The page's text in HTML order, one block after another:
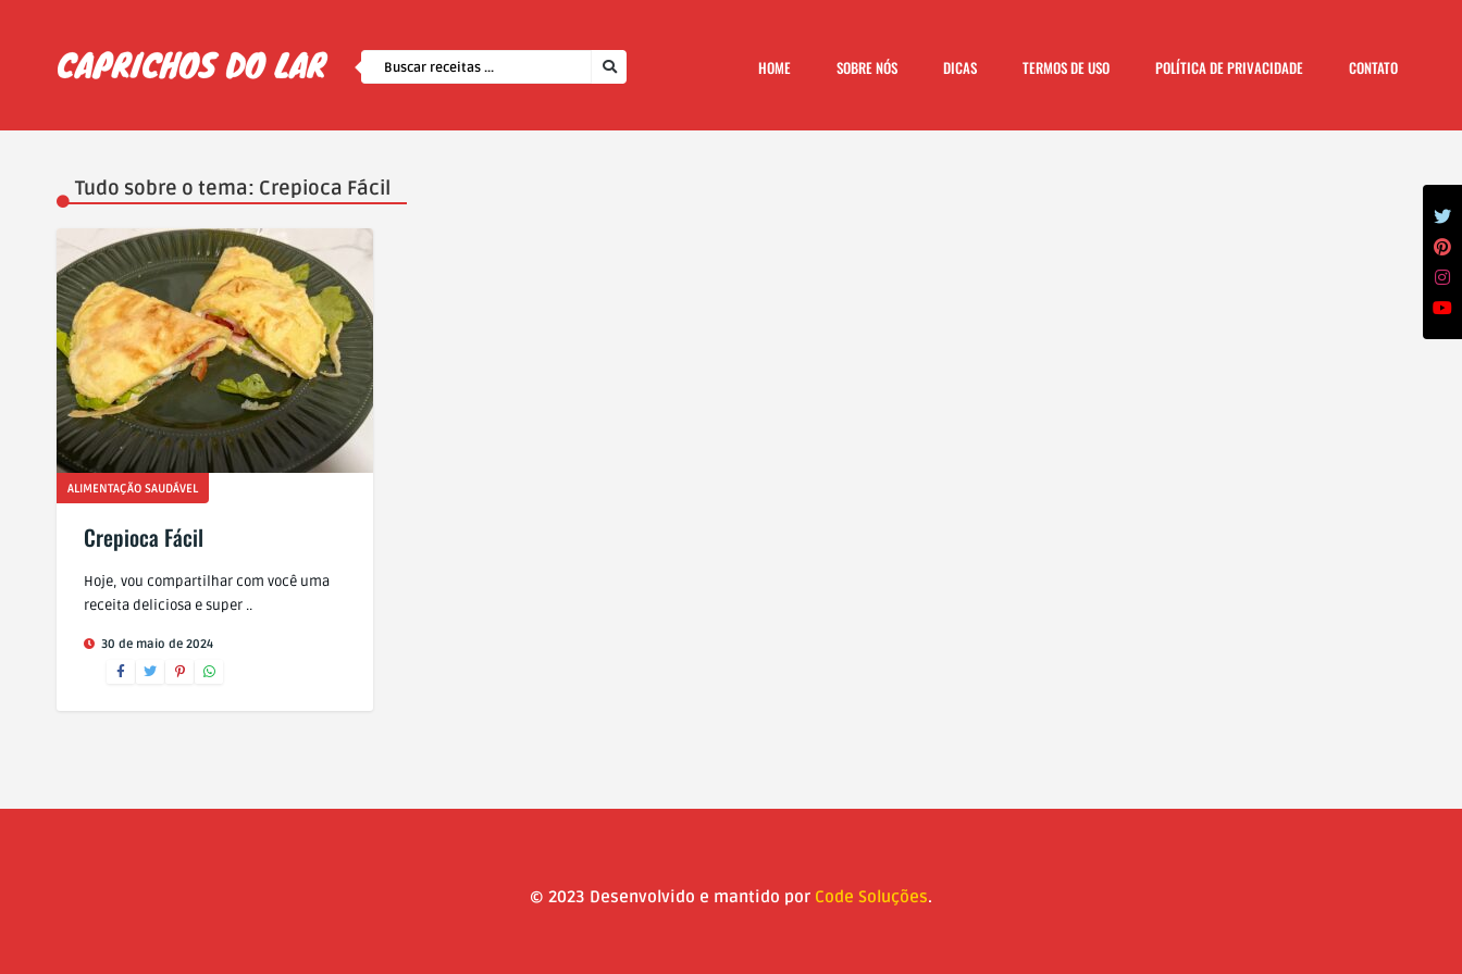
HOME SOBRE NÓS DICAS TERMOS DE USO POLÍTICA DE PRIVACIDADE CONTATO
Tudo sobre o tema: Crepioca Fácil
ALIMENTAÇÃO SAUDÁVEL
Crepioca Fácil
Hoje, vou compartilhar com você uma
receita deliciosa e super ..
30 de maio de 2024
© 2023 Desenvolvido e mantido por Code Soluções.